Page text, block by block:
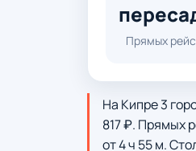
Прямых
На Кипре 3
817 ₽. Прямых
от 4 ч 55 м.